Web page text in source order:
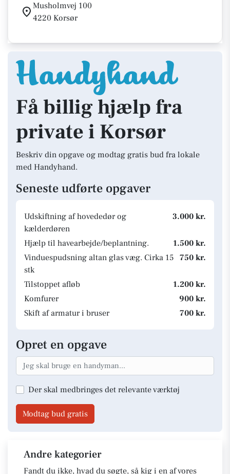
Musholmvej 100
4220 Korsør
Få billig hjælp fra
private i Korsør
Beskriv din opgave og modtag gratis bud fra lokale
med Handyhand.
Seneste udførte opgaver
Udskiftning af hovededør og
kælderdøren
3.000 kr.
Hjælp til havearbejde/beplantning.
1.500 kr.
Vinduespudsning altan glas væg. Cirka 15
stk
750 kr.
Tilstoppet afløb
1.200 kr.
Komfurer
900 kr.
Skift af armatur i bruser
700 kr.
Opret en opgave
Der skal medbringes det relevante værktøj
Modtag bud gratis
Andre kategorier
Fandt du ikke, hvad du søgte, så kig i en af vores